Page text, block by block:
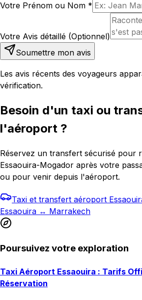
Votre Prénom ou Nom *
Votre Avis détaillé (Optionnel)
Soumettre mon avis
Les avis récents des voyageurs
vérification.
Besoin d'un taxi ou
l'aéroport ?
Réservez un transfert sécurisé pour
Essaouira-Mogador après votre
ou pour venir depuis l'aéroport.
Taxi et transfert aéroport
Essaouira ↔ Marrakech
Poursuivez votre exploration
Taxi Aéroport Essaouira : Tarifs
Réservation